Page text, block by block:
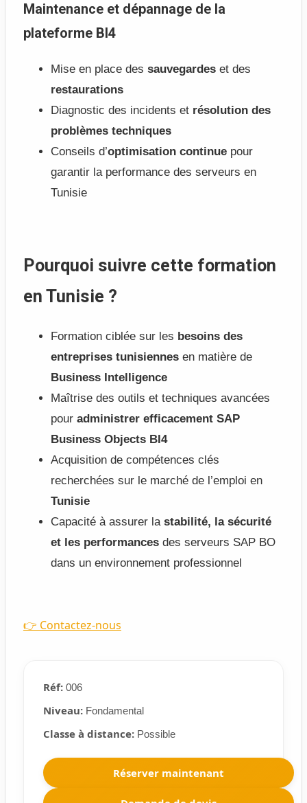
Maintenance et dépannage de la
plateforme BI4
Mise en place des sauvegardeset des
restaurations
Diagnostic des incidents et résolution des
problèmes techniques
Conseils d’optimisation continuepour
garantir la performance des serveurs en
Tunisie
Pourquoi suivre cette formation
en Tunisie ?
Formation ciblée sur les besoins des
entreprises tunisiennesen matière de
Business Intelligence
Maîtrise des outils et techniques avancées
pour administrer efficacement SAP
Business Objects BI4
Acquisition de compétences clés
recherchées sur le marché de l’emploi en
Tunisie
Capacité à assurer la stabilité, la sécurité
et les performancesdes serveurs SAP BO
dans un environnement professionnel
👉 Contactez-nous
Réf:006
Niveau:Fondamental
Classe à distance:Possible
Réserver maintenant